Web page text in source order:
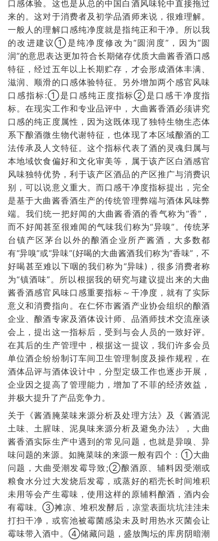
口感体验。这也是从总的中国白酒风味轮中直接拖过
来的。这对于消费者及初学品酒师来说，很难理解。
一般人的理解口感纯净度就是指纯正和干净。所以我
的改进建议①是纯净度修改为“圆润度”，因为“圆
润”的意思表达更加符合长期储存优质大曲酱香酒口感
特征，经过五年以上长期贮存，才会形成酒体丰满、
滋润、顺滑的口感体验特征。另外增加两个感官风味
口感指标:①是口感纯正度指标②是口感干净度指
标。在现实工作和专业品评中，大曲酱香酒必须讲究
口感的纯正度属性，因为这既体现了独特生物生态体
系下酿酒微生物代谢特征，也体现了本区域酿酒的工
法传承及人文特征。这个指标代表了酒的灵魂归属与
本地域饮食偏好和文化审美等，属于该产区白酒感官
风味独特优势，利于该产区酒品的产区推广与消费识
别，可以说意义重大。而口感干净度指标提出，完全
是基于大曲酱香酒生产的传统管理弊端与酒体风味弊
端。我们统一把好闻的大曲酱香酒的香气称为“香”，
而不好闻甚至很难闻的气味我们称为“异嗅”。传统茅
台镇产区茅台以外的酿酒企业所产酱酒，大多数都
有“异嗅”或“异味”(好喝的大曲酱酒我们称为“香味”，不
好喝甚至难以下咽的我们称为“异味)，很多消费者称
为“镇酒味”。所以根据我的研究与建议提出来的大曲
酱香酒感官风味口感重要指标～干净度，就有了实际
意义和消费指向。在仁怀市酱酒产业协会组织的酿酒
企业、酿酒专家及酒体设计师、品酒师技术交流座谈
会上，提出这一指标后，受到与会人员的一致好评。
在其后的生产管理中，根据这一提议，我们许多会员
单位酒企纷纷制订车间卫生管理制度及操作规程，在
酒体品评与酒体设计中，分型定级工作也逐步开展，
企业因之提高了管理能力，增加了不菲的经济效益，
并极大提升了产品竞争力。
关于《酱酒腌菜味来源分析及处理方法》及《酱酒泥
土味、土腥味、泥臭味来源分析及避免办法》，大曲
酱香酒实际生产中遇到的常见问题，也就是异嗅、异
味问题的来源。如腌菜味的来源一般有四个：①大曲
问题，大曲受潮发霉导致;②酿酒原、辅料因受潮或
粮食水分过大发烧后发霉，或蒸好的稻壳长时间堆积
未用等会产生霉味，使用这样的原辅料酿酒，酒内会
有霉味。③摊凉、堆积发酵后，凉堂表面坑坑洼洼未
打扫干净，或窖池被霉菌感染未及时用热水灭菌会让
霉味带入酒中。④储藏问题，盛放陶坛的库房阴暗潮